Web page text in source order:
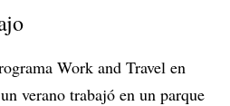
Work and Travel en
verano trabajó en un parque